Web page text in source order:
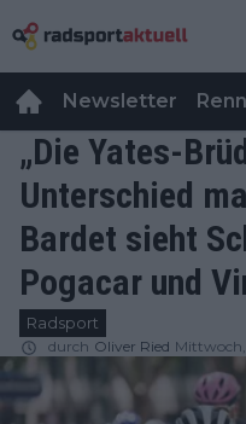
Newsletter
„Die Yates-
Unterschied
Bardet sieht
Pogacar und
Radsport
durch Oliver Ried